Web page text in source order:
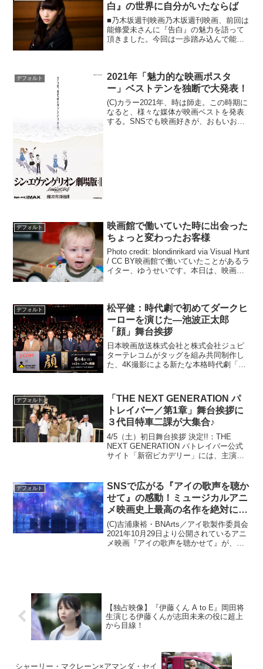
白』の世界に自分がいたならば
■乃木坂週刊映画乃木坂週刊映画、前回は
能條愛未さんに『告白』の魅力を語って
頂きました。今回は一歩踏み込んで能條
乃木坂46 能條愛...
デフォルト
2021年「魅力的な映画ポスタ
ー」ベストテンを独断で大発表！
(C)カラー2021年、時は師走。この時期に
なると、様々な媒体が映画ベストを発表
する。SNSでも映画好きが、おもいおも
デフォルト
映画館で働いていた時に出会った
ちょっと変わったお客様
Photo credit: blondinrikard via Visual Hunt
/ CC BY映画館で働いていたことがあるラ
イター、ゆうせいです。本日は、映画館
デフォルト
松平健：時代劇で初めてダークヒ
ーローを演じた―池波正太郎
「顔」舞台挨拶
日本映画放送株式会社と株式会社ジュピ
ターテレコムがタッグを組み共同制作し
た、4K撮影による新たな本格時代劇「池
台挨拶に登壇した。「池波正太郎時代劇
スペシャル 顔」完成...
デフォルト
「THE NEXT GENERATION パ
トレイバー／第1章」舞台挨拶に
３代目特車二課が大集合♪
4/5（土）初日舞台挨拶 決定!!：THE
NEXT GENERATION パトレイバー公式
サイト「新宿ピカデリー」には、主演の
クト”始動の瞬間をお見逃しなく♪「...
デフォルト
SNSで広がる『アイの歌声を聴か
せて』の感動！ミュージカルアニ
メ映画史上最高の名作を絶対に今
週末に観てほしい理由
(C)吉浦康裕・BNArts／アイ歌製作委員会
2021年10月29日より公開されているアニ
メ映画『アイの歌声を聴かせて』が、も
【独占映像】『伊藤くん A to E』岡田将
生演じる伊藤くんが志田未来の役に超上
から目線！
シャーリー・マクレーン×アマンダ・セイ